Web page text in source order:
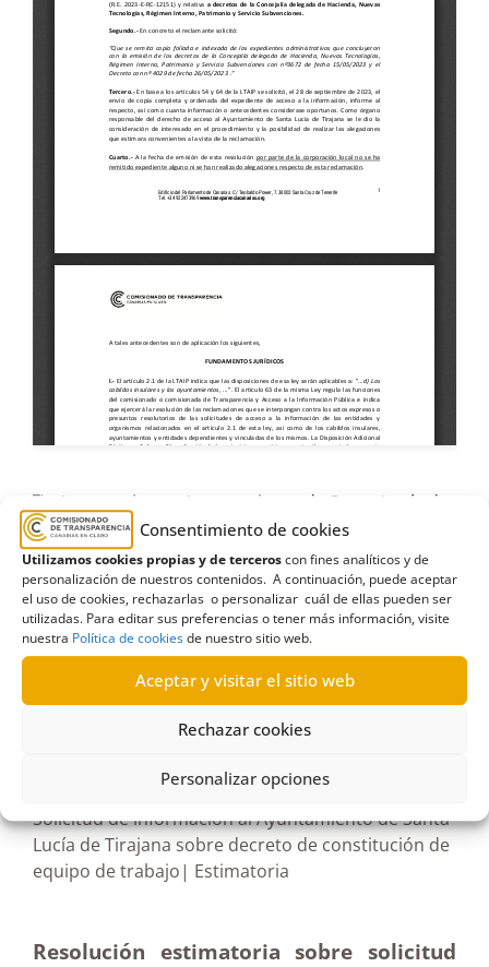
Consentimiento de cookies
Utilizamos cookies propias y de terceroscon fines analíticos y de
personalización de nuestros contenidos. A continuación, puede aceptar
el uso de cookies, rechazarlas o personalizar cuál de ellas pueden ser
utilizadas. Para editar sus preferencias o tener más información, visite
nuestra Política de cookiesde nuestro sitio web.
Aceptar y visitar el sitio web
Rechazar cookies
Personalizar opciones
Ayuntamiento
Ayuntamiento de Santa Lucía de
Tirajana,decreto de alcaldía,empleo en el sector
público,Estimación,Estimatoria,Información de
retribuciones,retribuciones
Solicitud de información al Ayuntamiento de Santa
Lucía de Tirajana sobre decreto de constitución de
equipo de trabajo| Estimatoria
Resolución estimatoria sobre solicitud